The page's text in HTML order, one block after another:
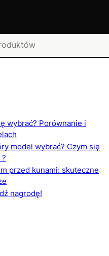
wybrać? Porównanie i
model wybrać? Czym się
przed kunami: skuteczne
nagrodę!